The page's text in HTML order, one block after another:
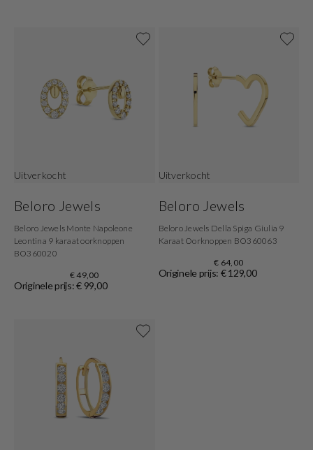
Uitverkocht
Beloro Jewels
Beloro Jewels Monte Napoleone
Leontina 9 karaat oorknoppen
BO360020
€ 49,00
Originele prijs: € 99,00
Uitverkocht
Beloro Jewels
Beloro Jewels Della Spiga Giulia 9
Karaat Oorknoppen BO360063
€ 64,00
Originele prijs: € 129,00